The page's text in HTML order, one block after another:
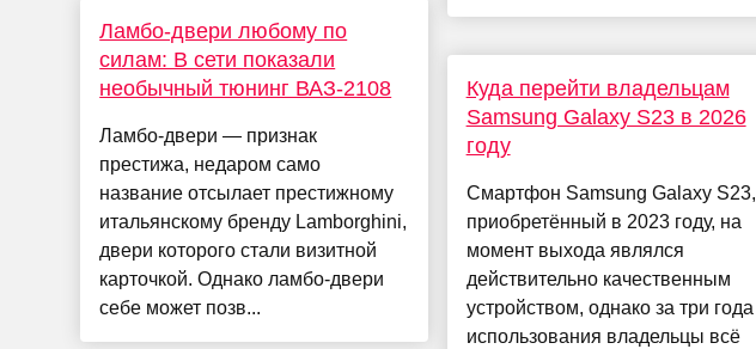
Ламбо-двери любому по
силам: В сети показали
необычный тюнинг ВАЗ-2108
Ламбо-двери — признак
престижа, недаром само
название отсылает престижному
итальянскому бренду Lamborghini,
двери которого стали визитной
карточкой. Однако ламбо-двери
себе может позв...
Куда перейти владельцам
Samsung Galaxy S23 в 2026
году
Смартфон Samsung Galaxy S23,
приобретённый в 2023 году, на
момент выхода являлся
действительно качественным
устройством, однако за три года
использования владельцы всё